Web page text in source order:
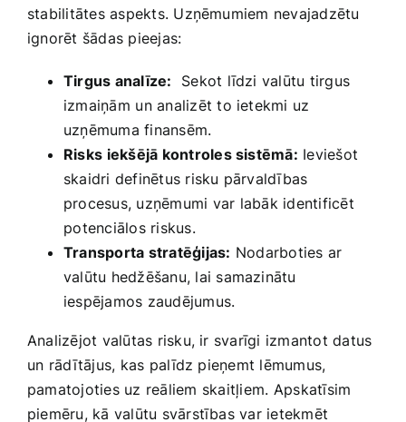
stabilitātes aspekts. Uzņēmumiem‌ nevajadzētu
ignorēt šādas pieejas:
Tirgus analīze: ​ Sekot līdzi valūtu tirgus
izmaiņām ⁣un analizēt to ietekmi uz
uzņēmuma finansēm.
Risks⁢ iekšējā kontroles sistēmā: Ieviešot
‌skaidri definētus risku pārvaldības
procesus, uzņēmumi ⁢var‌ labāk identificēt
⁤potenciālos riskus.
Transporta stratēģijas: ⁤Nodarboties ar
valūtu hedžēšanu, lai ​samazinātu
iespējamos zaudējumus.
Analizējot valūtas risku,‌ ir​ svarīgi izmantot ‌datus
un⁤ rādītājus, kas⁤ palīdz pieņemt​ lēmumus,
pamatojoties uz reāliem⁢ skaitļiem.⁣ Apskatīsim
piemēru, kā valūtu svārstības ‌var ietekmēt